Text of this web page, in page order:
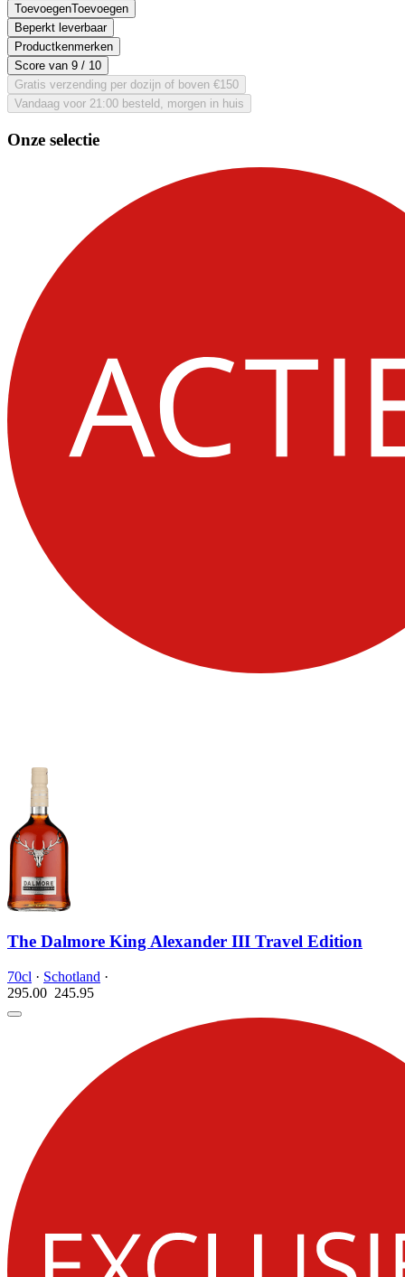
ToevoegenToevoegen
Beperkt leverbaar
Productkenmerken
Score van 9 / 10
Gratis verzending per dozijn of boven €150
Vandaag voor 21:00 besteld, morgen in huis
Onze selectie
The Dalmore King Alexander III Travel Edition
70cl · Schotland ·
295.00 245.95